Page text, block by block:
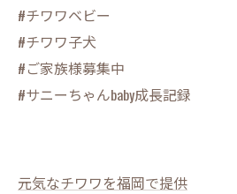
#チワワベビー
#チワワ子犬
#ご家族様募集中
#サニーちゃんbaby成長記録
元気なチワワを福岡で提供